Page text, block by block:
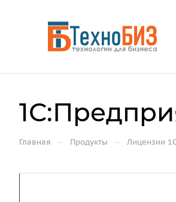
Главная — Продукты — Лицензии